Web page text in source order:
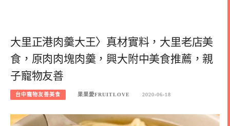
大里正港肉羹大王〉真材實料，大里老店美
食，原肉肉塊肉羹，興大附中美食推薦，親
子寵物友善
台中寵物友善美食 果果愛FRUITLOVE 2020-06-18